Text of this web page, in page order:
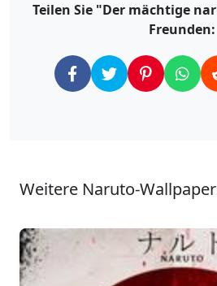
Teilen Sie "Der mächtige
Freunden:
Weitere Naruto-